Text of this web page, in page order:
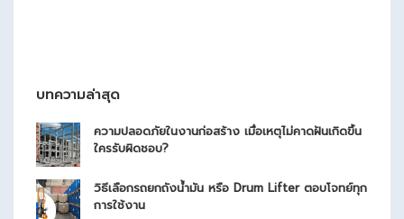
บทความล่าสุด
ความปลอดภัยในงานก่อสร้าง เมื่อเหตุไม่คาดฝันเกิดขึ้น
ใครรับผิดชอบ?
วิธีเลือกรถยกถังน้ำมัน หรือ Drum Lifter ตอบโจทย์ทุก
การใช้งาน